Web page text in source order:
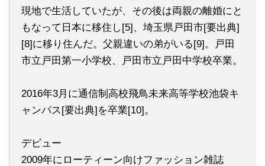
現地で生活していたが、その後は両親の離婚にと
もなって日本に移住し[5]、埼玉県戸田市[要出典]
[8]に移り住んだ。父親違いの弟がいる[9]。戸田
市立戸田第一小学校、戸田市立戸田中学校卒業。
2016年3月に通信制高校飛鳥未来高等学校池袋キ
ャンパス[要出典]を卒業[10]。
デビュー
2009年にローティーン向けファッション雑誌